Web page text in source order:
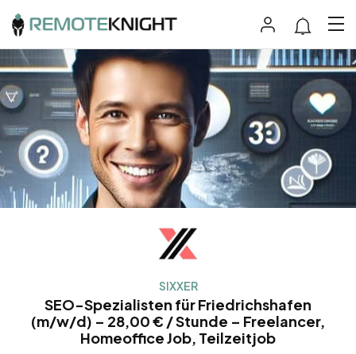
SIXXER
SEO-Spezialisten für Friedrichshafen
(m/w/d) – 28,00 € / Stunde – Freelancer,
Homeoffice Job, Teilzeitjob